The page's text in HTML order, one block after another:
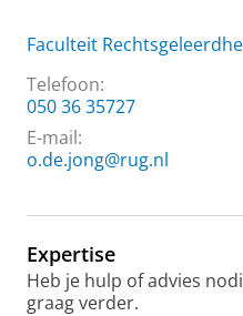
Faculteit
Telefoon:
050 36 35727
E-mail:
o.de.jong@rug.nl
Expertise
Heb je hulp of advies
graag verder.